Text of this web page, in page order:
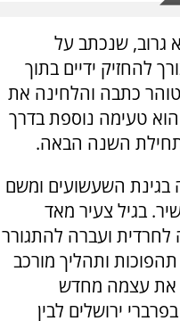
גרוב, שנכתב על
להחזיק ידיים בתוך
כתבה והלחינה את
טעימה נוספת בדרך
השנה הבאה.
בגינת השעשועים ומשם
בגיל צעיר מאד
ועברה להתגורר
ותהליך מורכב
את עצמה מחדש
ירושלים לבין